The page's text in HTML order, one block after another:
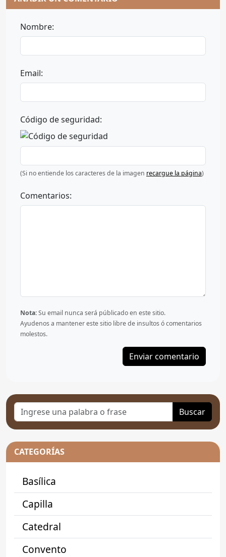
Nombre:
Email:
Código de seguridad:
(Si no entiende los caracteres de la imagen recargue la página)
Comentarios:
Nota:Su email nunca será públicado en este sitio.
Ayudenos a mantener este sitio libre de insultos ó comentarios
molestos.
Buscar
CATEGORÍAS
Basílica
Capilla
Catedral
Convento